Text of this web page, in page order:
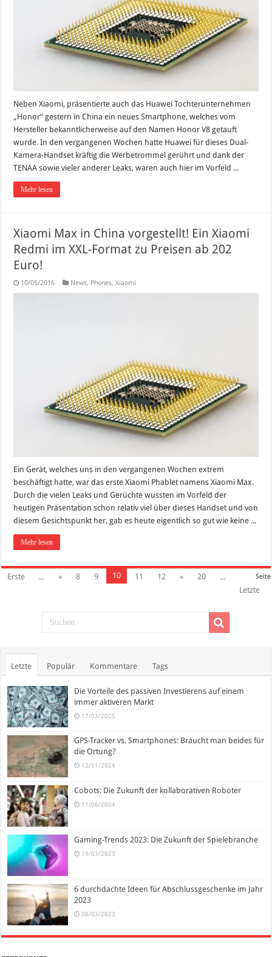
Neben Xiaomi, präsentierte auch das Huawei Tochterunternehmen
„Honor“ gestern in China ein neues Smartphone, welches vom
Hersteller bekanntlicherweise auf den Namen Honor V8 getauft
wurde. In den vergangenen Wochen hatte Huawei für dieses Dual-
Kamera-Handset kräftig die Werbetrommel gerührt und dank der
TENAA sowie vieler anderer Leaks, waren auch hier im Vorfeld ...
Mehr lesen
Xiaomi Max in China vorgestellt! Ein Xiaomi
Redmi im XXL-Format zu Preisen ab 202
Euro!
10/05/2016 News, Phones,Xiaomi
Ein Gerät, welches uns in den vergangenen Wochen extrem
beschäftigt hatte, war das erste Xiaomi Phablet namens Xiaomi Max.
Durch die vielen Leaks und Gerüchte wussten im Vorfeld der
heutigen Präsentation schon relativ viel über dieses Handset und von
diesem Gesichtspunkt her, gab es heute eigentlich so gut wie keine ...
Mehr lesen
Seite
Erste ... « 8 9 10 11 12 » 20
...
Letzte
Letzte Populär Kommentare Tags
Die Vorteile des passiven Investierens auf einem
immer aktiveren Markt
17/03/2025
GPS-Tracker vs. Smartphones: Braucht man beides für
die Ortung?
12/11/2024
Cobots: Die Zukunft der kollaborativen Roboter
11/06/2024
Gaming-Trends 2023: Die Zukunft der Spielebranche
19/03/2023
6 durchdachte Ideen für Abschlussgeschenke im Jahr
2023
08/03/2023